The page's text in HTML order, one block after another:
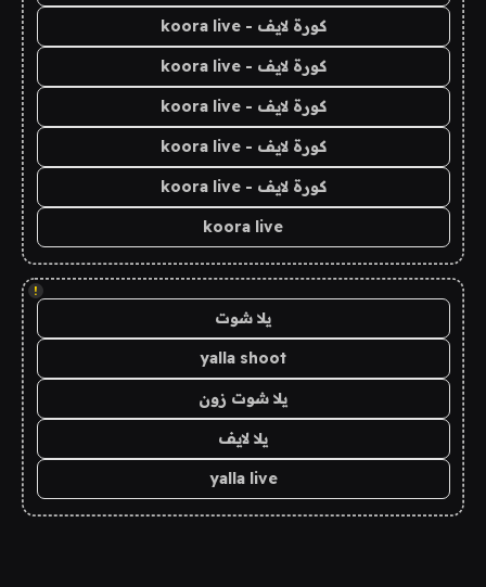
كورة لايف - koora live
كورة لايف - koora live
كورة لايف - koora live
كورة لايف - koora live
كورة لايف - koora live
koora live
!
يلا شوت
yalla shoot
يلا شوت زون
يلا لايف
yalla live